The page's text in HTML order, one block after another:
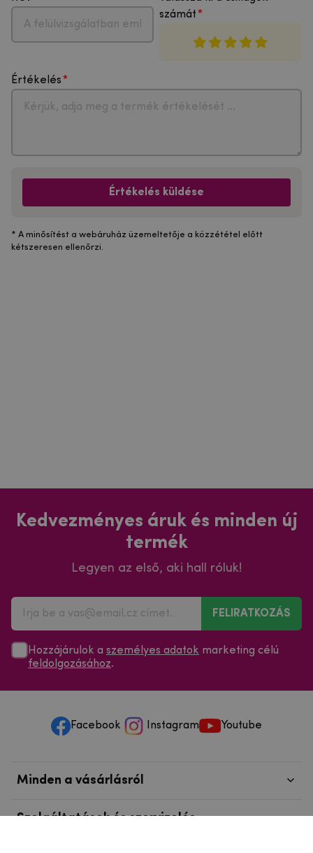
számát
Értékelés
Értékelés küldése
* A minősítést a webáruház üzemeltetője a közzététel előtt
kétszeresen ellenőrzi.
Kedvezményes áruk és minden új
termék
Legyen az első, aki hall róluk!
FELIRATKOZÁS
Hozzájárulok a személyes adatok marketing célú
feldolgozásához.
Facebook Instagram Youtube
Minden a vásárlásról
Szolgáltatások és szervizelés